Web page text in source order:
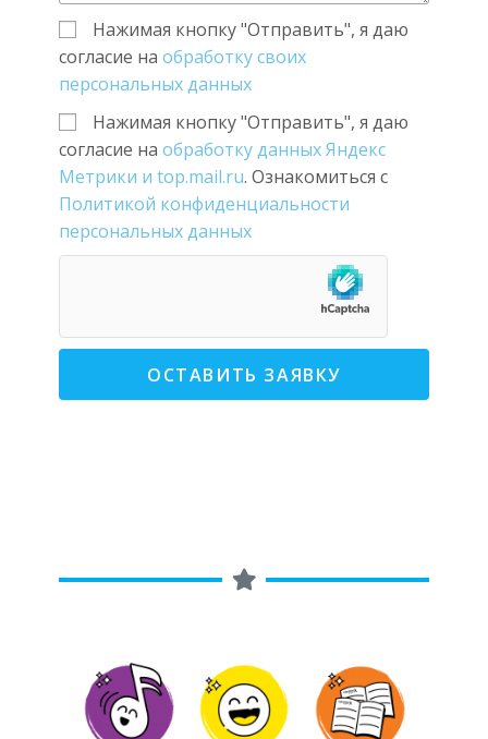
Нажимая кнопку "Отправить", я даю
согласие на обработку своих
персональных данных
Нажимая кнопку "Отправить", я даю
согласие на обработку данных Яндекс
Метрики и top.mail.ru. Ознакомиться с
Политикой конфиденциальности
персональных данных
ОСТАВИТЬ ЗАЯВКУ